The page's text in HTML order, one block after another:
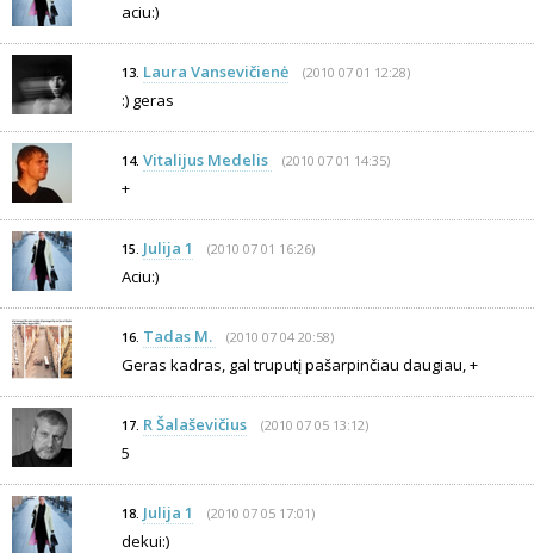
aciu:)
13. Laura Vansevičienė (2010 07 01 12:28)
:) geras
14. Vitalijus Medelis (2010 07 01 14:35)
+
15. Julija 1 (2010 07 01 16:26)
Aciu:)
16. Tadas M. (2010 07 04 20:58)
Geras kadras, gal truputį pašarpinčiau daugiau, +
17. R Šalaševičius (2010 07 05 13:12)
5
18. Julija 1 (2010 07 05 17:01)
dekui:)